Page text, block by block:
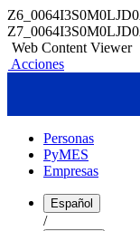
Web Content Viewer
Acciones
Personas
PyMES
Empresas
Español
/